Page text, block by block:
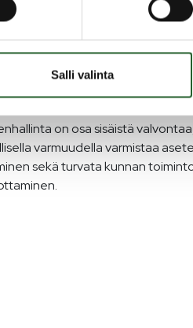
Salli valinta
oikeellisuuden valvonnan.
kolmeen osa-alueeseen:
ja luottamushenkilöiden
on osa sisäistä
varmuudella varmistaa
sekä turvata kunnan